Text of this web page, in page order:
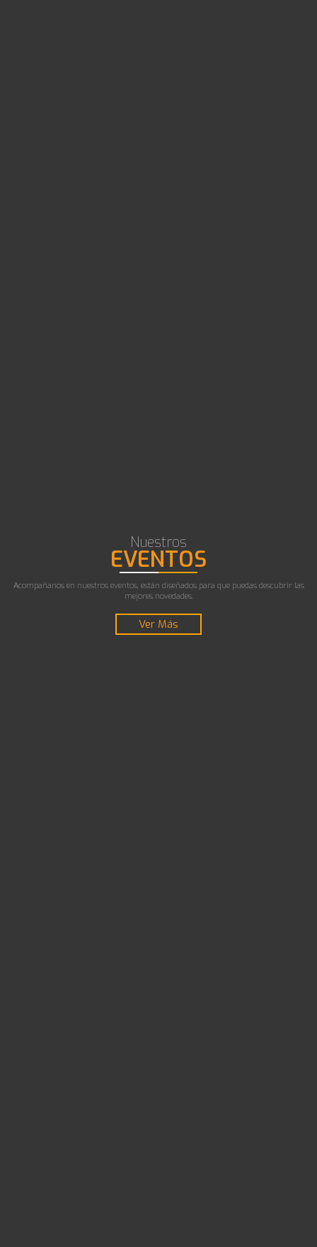
Nuestros
EVENTOS
Acompañanos en nuestros eventos, están diseñados para que puedas descubrir las
mejores novedades.
Ver Más